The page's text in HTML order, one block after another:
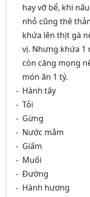
hay vỡ bể, khi
nhỏ cũng thê
khứa lên thịt gà
vị. Nhưng khứa 1
còn căng mọng
món ăn 1 tý.
Hành tây
Tỏi
Gừng
Nước mắm
Giấm
Muối
Đường
Hành hương